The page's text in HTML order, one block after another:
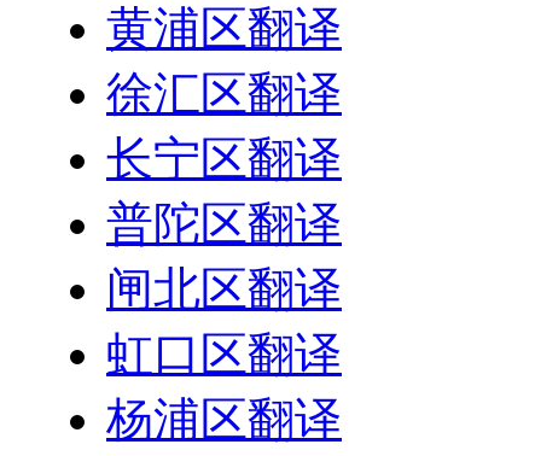
黄浦区翻译
徐汇区翻译
长宁区翻译
普陀区翻译
闸北区翻译
虹口区翻译
杨浦区翻译